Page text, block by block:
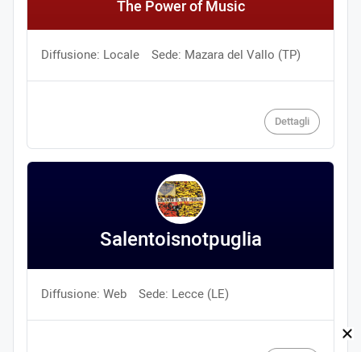
The Power of Music
Diffusione: Locale Sede: Mazara del Vallo (TP)
Dettagli
Salentoisnotpuglia
Diffusione: Web Sede: Lecce (LE)